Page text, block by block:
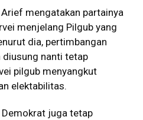
mengatakan partainya
menjelang Pilgub yang
dia, pertimbangan
diusung nanti tetap
pilgub menyangkut
elektabilitas.
Demokrat juga tetap